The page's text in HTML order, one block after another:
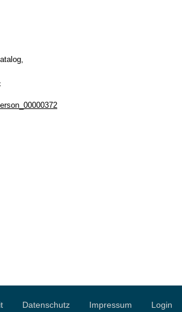
Datenschutz Impressum Login